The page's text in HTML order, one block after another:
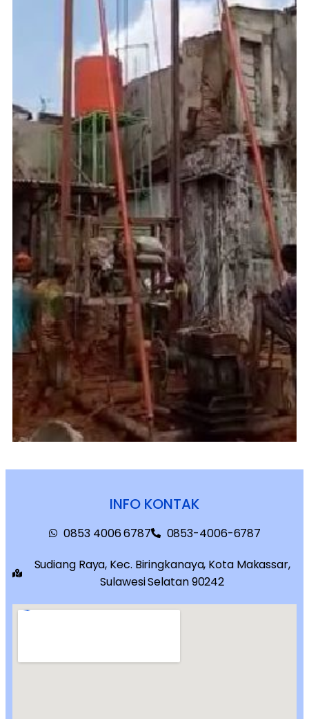
INFO KONTAK
0853 4006 6787
0853-4006-6787
Sudiang Raya, Kec. Biringkanaya, Kota Makassar,
Sulawesi Selatan 90242